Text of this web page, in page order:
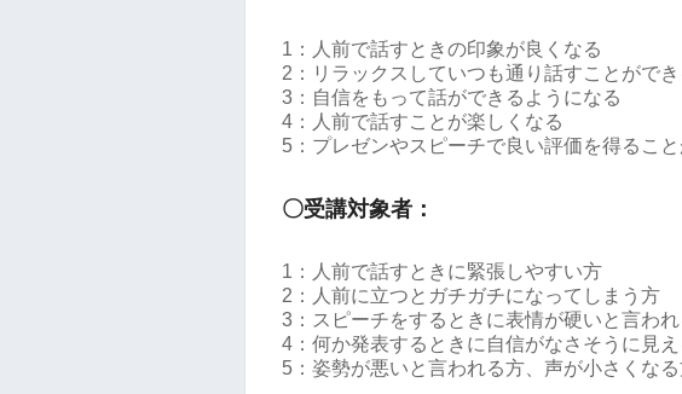
1：人前で話すときの印象が良くなる
2：リラックスしていつも通り話すことができ
3：自信をもって話ができるようになる
4：人前で話すことが楽しくなる
5：プレゼンやスピーチで良い評価を得るこ
〇受講対象者：
1：人前で話すときに緊張しやすい方
2：人前に立つとガチガチになってしまう方
3：スピーチをするときに表情が硬いと言わ
4：何か発表するときに自信がなさそうに見
5：姿勢が悪いと言われる方、声が小さくな